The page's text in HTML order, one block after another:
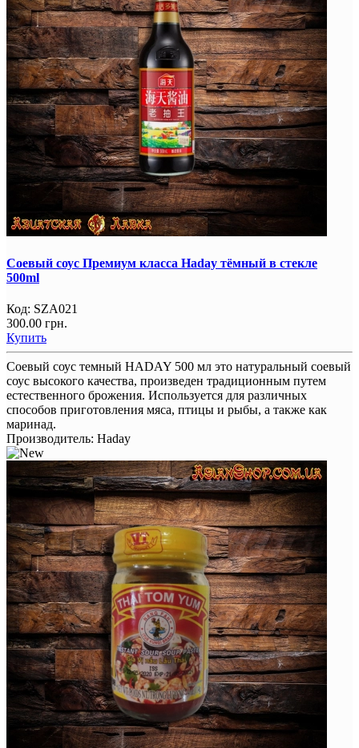
Соевый соус Премиум класса Haday тёмный в стекле
500ml
Код: SZA021
300.00 грн.
Купить
Соевый соус темный HADAY 500 мл это натуральный соевый
соус высокого качества, произведен традиционным путем
естественного брожения. Используется для различных
способов приготовления мяса, птицы и рыбы, а также как
маринад.
Производитель: Haday